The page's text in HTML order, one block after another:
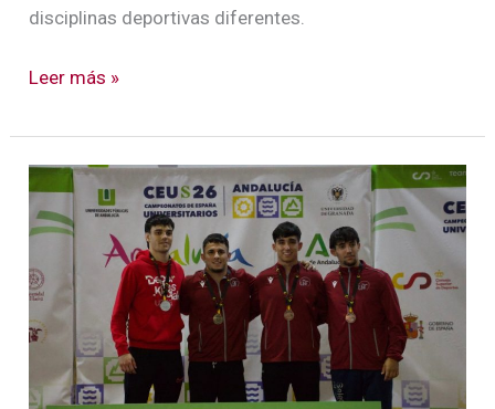
disciplinas deportivas diferentes.
Leer más »
La
US
se
corona
en
los
CEUS
de